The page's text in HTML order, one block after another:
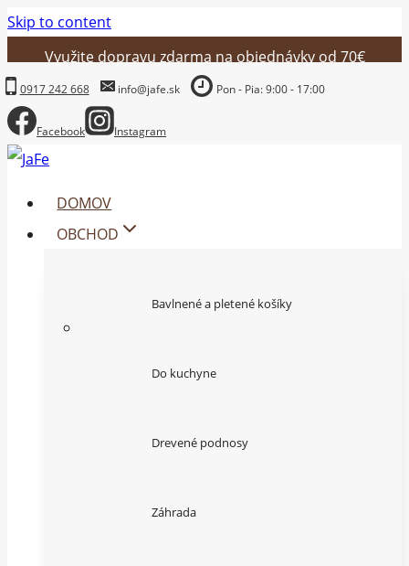
Skip to content
Využite dopravu zdarma na objednávky od 70€
0917 242 668 info@jafe.sk Pon - Pia: 9:00 - 17:00
Facebook Instagram
DOMOV
OBCHOD
Bavlnené a pletené košíky
Do kuchyne
Drevené podnosy
Záhrada